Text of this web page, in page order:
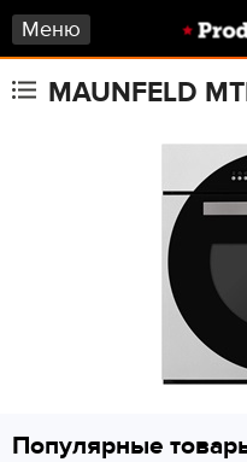
Меню
MAUNFELD
Популярные